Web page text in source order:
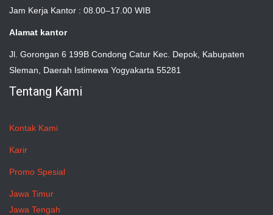
Jam Kerja Kantor : 08.00–17.00 WIB
Alamat kantor
Jl. Gorongan 6 199B Condong Catur Kec. Depok, Kabupaten
Sleman, Daerah Istimewa Yogyakarta 55281
Tentang Kami
Kontak Kami
Karir
Promo Spesial
Jawa Timur
Jawa Tengah